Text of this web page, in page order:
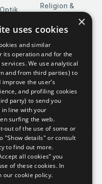
Religion &
Feierlichkeiten
Software
Spielzeuge &
Spiele
Sportartikel
& Konditionen
Richtlinie
×
uses cookies
and similar
its operation and for the
We use analytical
and from third parties) to
the user’s
and profiling cookies
party) to send you
line with your
surfing the web.
out of the use of some or
"Show details" or consult
to find out more.
all cookies” you
of these cookies. In
our cookie policy.